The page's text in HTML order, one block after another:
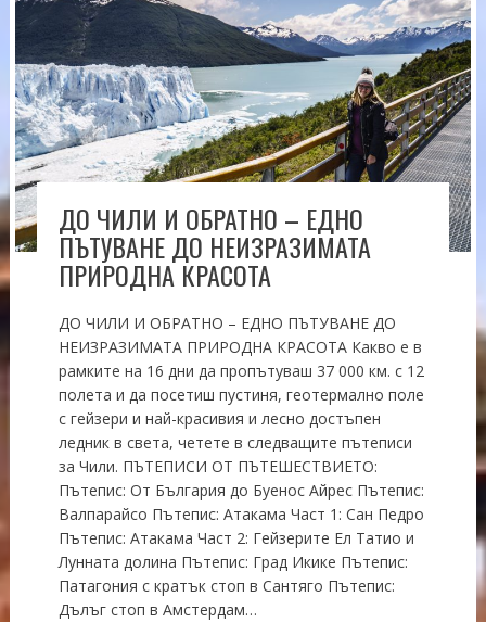
ДО ЧИЛИ И ОБРАТНО – ЕДНО
ПЪТУВАНЕ ДО НЕИЗРАЗИМАТА
ПРИРОДНА КРАСОТА
ДО ЧИЛИ И ОБРАТНО – ЕДНО ПЪТУВАНЕ ДО
НЕИЗРАЗИМАТА ПРИРОДНА КРАСОТА Какво е в
рамките на 16 дни да пропътуваш 37 000 км. с 12
полета и да посетиш пустиня, геотермално поле
с гейзери и най-красивия и лесно достъпен
ледник в света, четете в следващите пътеписи
за Чили. ПЪТЕПИСИ ОТ ПЪТЕШЕСТВИЕТО:
Пътепис: От България до Буенос Айрес Пътепис:
Валпарайсо Пътепис: Атакама Част 1: Сан Педро
Пътепис: Атакама Част 2: Гейзерите Ел Татио и
Лунната долина Пътепис: Град Икике Пътепис:
Патагония с кратък стоп в Сантяго Пътепис:
Дълъг стоп в Амстердам…